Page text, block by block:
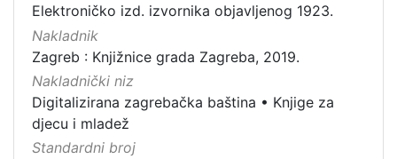
Elektroničko izd. izvornika objavljenog 1923.
Nakladnik
Zagreb : Knjižnice grada Zagreba, 2019.
Nakladnički niz
Digitalizirana zagrebačka baština • Knjige za
djecu i mladež
Standardni broj